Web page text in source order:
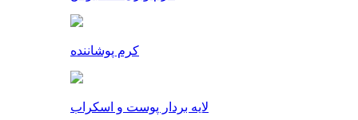
کرم پوشاننده
لایه بردار پوست و اسکراب